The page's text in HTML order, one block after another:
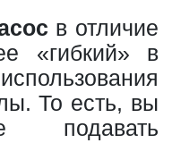
в отличие
«гибкий» в
То есть, вы
подавать